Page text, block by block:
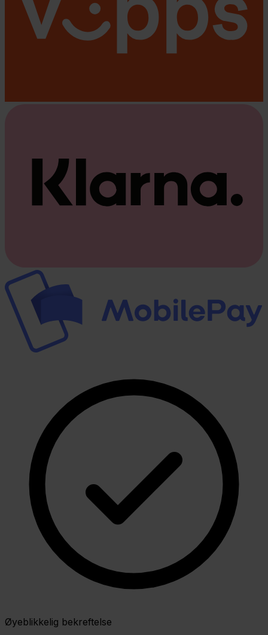
Øyeblikkelig bekreftelse